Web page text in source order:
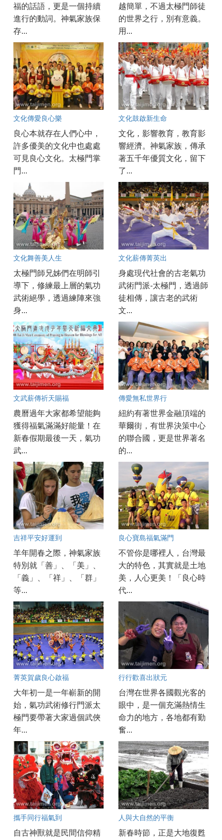
福的話語，更是一個持續
進行的動詞。神氣家族保
存...
越簡單，不過太極門師徒
的世界之行，別有意義。
用...
文化傳愛良心樂
良心本就存在人們心中，
許多優美的文化中也處處
可見良心文化。太極門掌
門...
文化鼓啟新生命
文化，影響教育，教育影
響經濟。神氣家族，傳承
著五千年優質文化，留下
了...
文化舞善美人生
太極門師兄姊們在明師引
導下，修練最上層的氣功
武術絕學，透過練陣來強
身...
文化薪傳菁英出
身處現代社會的古老氣功
武術門派-太極門，透過師
徒相傳，讓古老的武術
文...
文武薪傳祈天賜福
農曆過年大家都希望能夠
獲得福氣滿滿好能量！在
新春假期最後一天，氣功
武...
傳愛無私世界行
紐約有著世界金融頂端的
華爾街，有世界決策中心
的聯合國，更是世界著名
的...
吉祥平安好運到
羊年開春之際，神氣家族
特別就「善」、「美」、
「義」、「祥」、「群」
等...
良心寶島福氣滿門
不管你是哪裡人，台灣最
大的特色，其實就是土地
美，人心更美！「良心時
代...
菁英賀歲良心啟福
大年初一是一年嶄新的開
始，氣功武術修行門派太
極門要帶著大家過個武俠
年...
行行歡喜出狀元
台灣在世界各國觀光客的
眼中，是一個充滿熱情生
命力的地方，各地都有勤
奮...
攜手同行福氣到
自古神獸就是民間信仰精
人與大自然的平衡
新春時節，正是大地復甦